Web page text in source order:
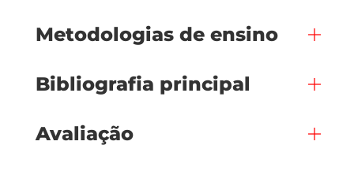
Metodologias de ensino
Bibliografia principal
Avaliação